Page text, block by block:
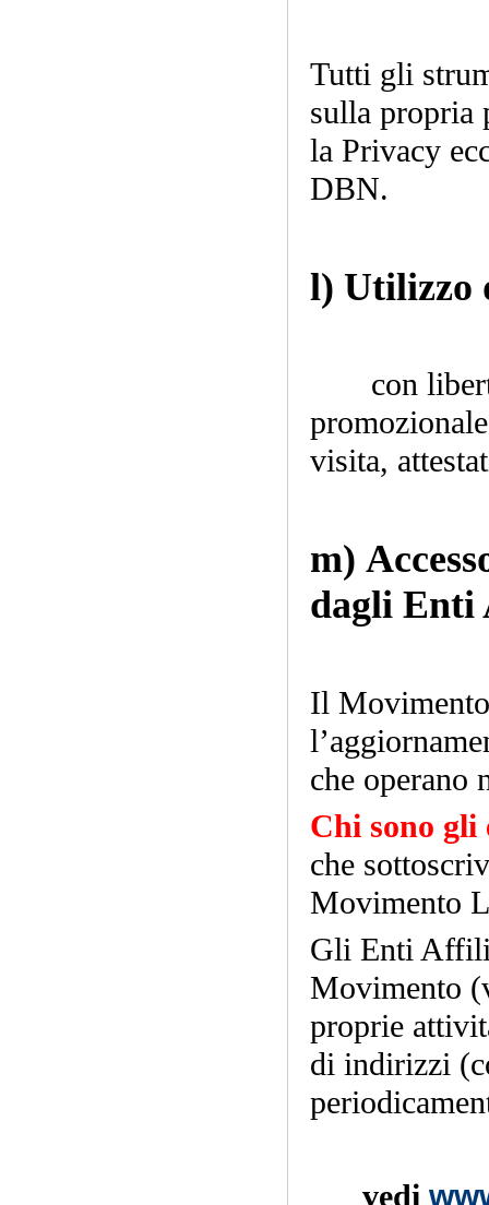
Tutti gli
sulla propria
la Privacy
DBN.
l) Utilizzo
con
visita,
m)
dagli
Il
che operano
Chi sono
che
Movimento
Gli Enti
Movimento
proprie
di indirizzi
vedi